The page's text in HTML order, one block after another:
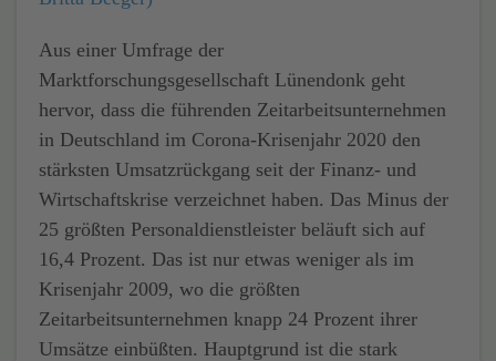
Aus einer Umfrage der
Marktforschungsgesellschaft Lünendonk geht
hervor, dass die führenden Zeitarbeitsunternehmen
in Deutschland im Corona-Krisenjahr 2020 den
stärksten Umsatzrückgang seit der Finanz- und
Wirtschaftskrise verzeichnet haben. Das Minus der
25 größten Personaldienstleister beläuft sich auf
16,4 Prozent. Das ist nur etwas weniger als im
Krisenjahr 2009, wo die größten
Zeitarbeitsunternehmen knapp 24 Prozent ihrer
Umsätze einbüßten. Hauptgrund ist die stark